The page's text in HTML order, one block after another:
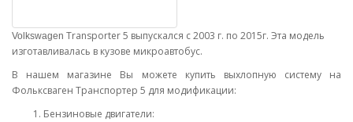
Volkswagen Transporter 5 выпускался с 2003 г. по 2015г. Эта модель
изготавливалась в кузове микроавтобус.
В нашем магазине Вы можете купить выхлопную систему на
Фольксваген Транспортер 5 для модификации:
Бензиновые двигатели: